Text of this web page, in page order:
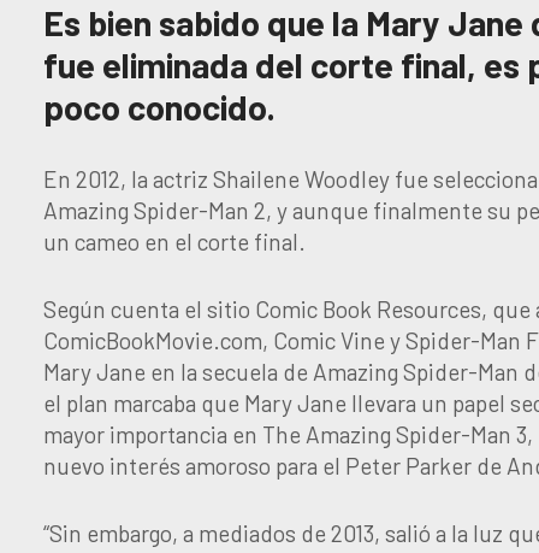
Es bien sabido que la Mary
fue eliminada del corte final, es
poco conocido.
En 2012, la actriz Shailene Woodley fue
Amazing Spider-Man 2, y aunque finalmente su
un cameo en el corte final.
Según cuenta el sitio Comic Book Resources,
ComicBookMovie.com, Comic Vine y Spider-Man
Mary Jane en la secuela de Amazing Spider-Man
el plan marcaba que Mary Jane llevara un papel
mayor importancia en The Amazing Spider-Man
nuevo interés amoroso para el Peter Parker de
“Sin embargo, a mediados de 2013, salió a la luz